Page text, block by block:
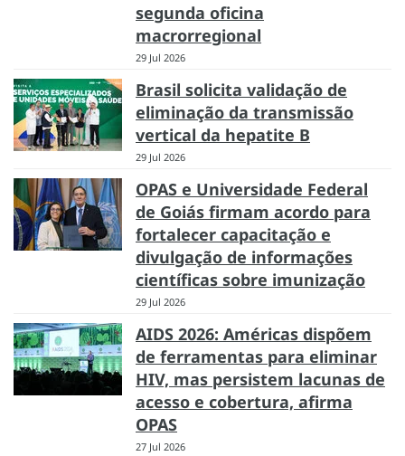
segunda oficina
macrorregional
29 Jul 2026
Brasil solicita validação de
eliminação da transmissão
vertical da hepatite B
29 Jul 2026
OPAS e Universidade Federal
de Goiás firmam acordo para
fortalecer capacitação e
divulgação de informações
científicas sobre imunização
29 Jul 2026
AIDS 2026: Américas dispõem
de ferramentas para eliminar
HIV, mas persistem lacunas de
acesso e cobertura, afirma
OPAS
27 Jul 2026